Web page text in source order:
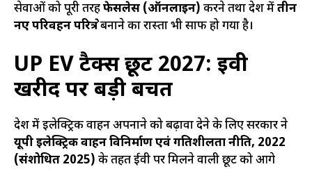
सेवाओं को पूरी तरहफेसलेस (ऑनलाइन) करने तथा प्रदेश मेंतीन
नए परिवहन परिक्षेत्रबनाने का रास्ता भी साफ हो गया है।
UP EV टैक्स छूट 2027: ईवी
खरीद पर बड़ी बचत
प्रदेश में इलेक्ट्रिक वाहन अपनाने को बढ़ावा देने के लिए सरकार ने
यूपी इलेक्ट्रिक वाहन विनिर्माण एवं गतिशीलता नीति, 2022
(संशोधित 2025) के तहत ईवी पर मिलने वाली छूट को आगे